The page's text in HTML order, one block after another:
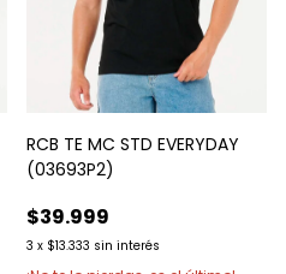
RCB TE MC STD EVERYDAY
(03693P2)
$39.999
3 x $13.333 sin interés